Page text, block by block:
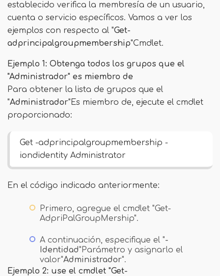
establecido verifica la membresía de un usuario,
cuenta o servicio específicos. Vamos a ver los
ejemplos con respecto al "Get-
adprincipalgroupmembership"Cmdlet.
Ejemplo 1: Obtenga todos los grupos que el
"Administrador" es miembro de
Para obtener la lista de grupos que el
"Administrador"Es miembro de, ejecute el cmdlet
proporcionado:
Get -adprincipalgroupmembership -
iondidentity Administrator
En el código indicado anteriormente:
Primero, agregue el cmdlet "Get-
AdpriPalGroupMership".
A continuación, especifique el "-
Identidad"Parámetro y asignarlo el
valor"Administrador".
Ejemplo 2: use el cmdlet "Get-